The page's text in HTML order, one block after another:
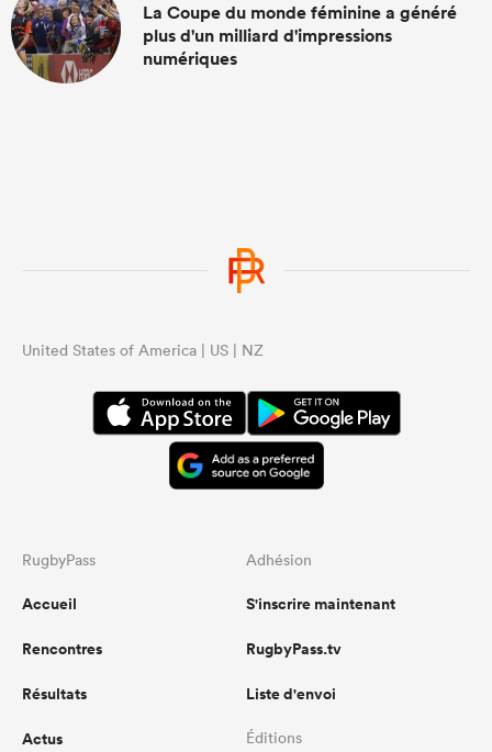
La Coupe du monde féminine a généré
plus d'un milliard d'impressions
numériques
United States of America | US | NZ
RugbyPass
Accueil
Rencontres
Résultats
Actus
Adhésion
S'inscrire maintenant
RugbyPass.tv
Liste d'envoi
Éditions